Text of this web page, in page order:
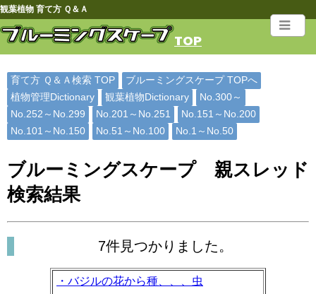
観葉植物 育て方 Ｑ＆Ａ
TOP
育て方 Ｑ＆Ａ検索 TOP
ブルーミングスケープ TOPへ
植物管理Dictionary
観葉植物Dictionary
No.300～
No.252～No.299
No.201～No.251
No.151～No.200
No.101～No.150
No.51～No.100 No.1～No.50
ブルーミングスケープ 親スレッド
検索結果
7件見つかりました。
・バジルの花から種、、、虫